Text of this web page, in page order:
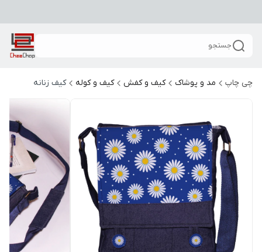
جستجو
چی چاپ مد و پوشاک کیف و کفش کیف و کوله کیف زنانه